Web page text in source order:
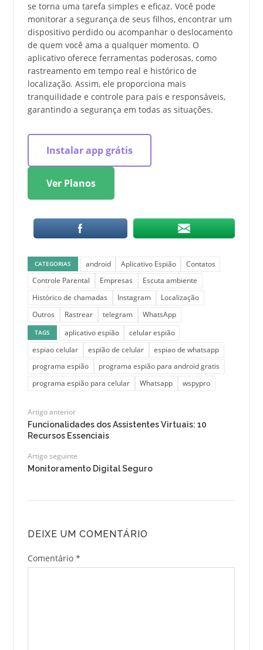
se torna uma tarefa simples e eficaz. Você pode
monitorar a segurança de seus filhos, encontrar um
dispositivo perdido ou acompanhar o deslocamento
de quem você ama a qualquer momento. O
aplicativo oferece ferramentas poderosas, como
rastreamento em tempo real e histórico de
localização. Assim, ele proporciona mais
tranquilidade e controle para pais e responsáveis,
garantindo a segurança em todas as situações.
Instalar app grátis
Ver Planos
CATEGORIAS android Aplicativo Espião
Contatos
Controle Parental
Empresas
Escuta ambiente
Histórico de chamadas
Instagram
Localização
Outros
Rastrear telegram WhatsApp
TAGS aplicativo espião
celular espião
espiao celular
espião de celular
espiao de whatsapp
programa espião
programa espião para android gratis
programa espião para celular
Whatsapp wspypro
Artigo anterior
Funcionalidades dos Assistentes Virtuais: 10
Recursos Essenciais
Artigo seguinte
Monitoramento Digital Seguro
DEIXE UM COMENTÁRIO
Comentário *